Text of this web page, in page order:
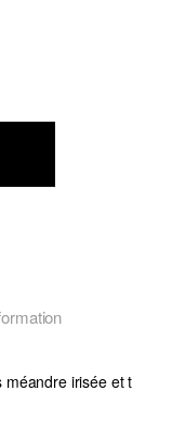
méandre irisée et t​